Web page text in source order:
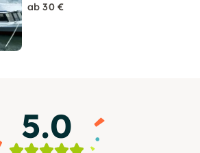
ab 30 €
5.0